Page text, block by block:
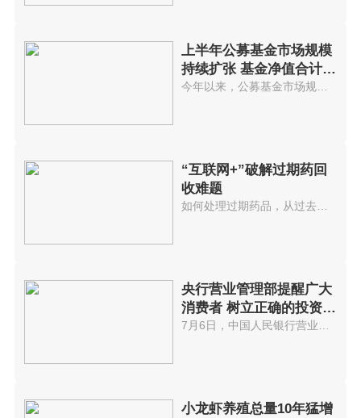
上半年公募基金市场规模
持续扩张 基金净值合计约
23万亿元
今年以来，公募基金市场规模持续...
“互联网+”破解过期药回
收难题
如何处理过期药品，从过去到现在...
央行营业管理部提醒广大
消费者 树立正确的投资理
念
小龙虾养殖总量10年猛增